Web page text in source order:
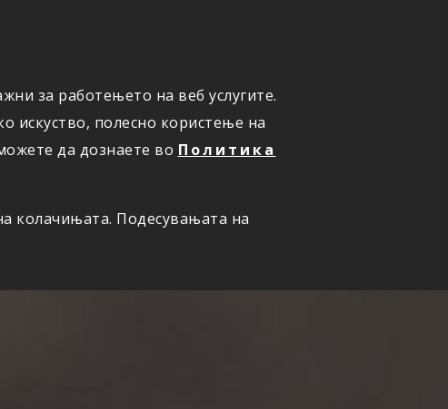
за работењето на веб услугите.
искуство, полесно користење на
да дознаете во Политика
колачињата. Подесувањата на